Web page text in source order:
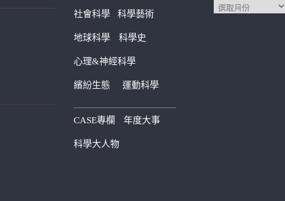
社會科學 科學藝術
地球科學 科學史
心理&神經科學
繽紛生態 運動科學
————————————
CASE專欄 年度大事
科學大人物